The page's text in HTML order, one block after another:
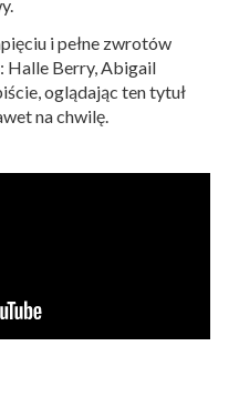
i pełne zwrotów
Halle Berry, Abigail
oglądając ten tytuł
na chwilę.